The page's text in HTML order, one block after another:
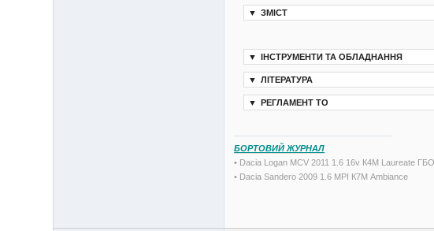
▼ ЗМІСТ
▼ ІНСТРУМЕНТИ ТА ОБЛАДНАННЯ
▼ ЛІТЕРАТУРА
▼ РЕГЛАМЕНТ ТО
БОРТОВИЙ ЖУРНАЛ
• Dacia Logan MCV 2011 1.6 16v К4М Laureate
• Dacia Sandero 2009 1.6 MPI К7М Ambiance